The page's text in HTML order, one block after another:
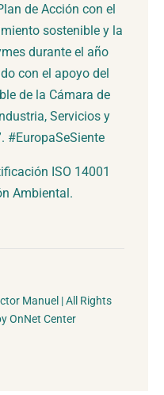
de Acción con el
sostenible y la
durante el año
con el apoyo del
de la Cámara de
Servicios y
#EuropaSeSiente
ISO 14001
Ambiental.
Manuel | All Rights
OnNet Center